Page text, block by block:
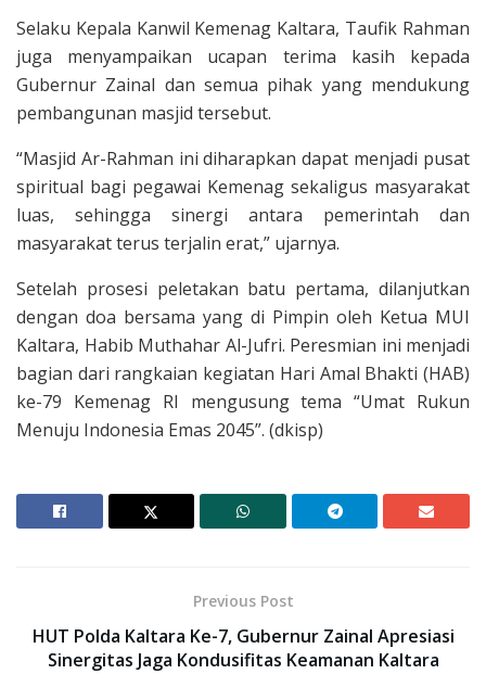
Selaku Kepala Kanwil Kemenag Kaltara, Taufik Rahman
juga menyampaikan ucapan terima kasih kepada
Gubernur Zainal dan semua pihak yang mendukung
pembangunan masjid tersebut.
“Masjid Ar-Rahman ini diharapkan dapat menjadi pusat
spiritual bagi pegawai Kemenag sekaligus masyarakat
luas, sehingga sinergi antara pemerintah dan
masyarakat terus terjalin erat,” ujarnya.
Setelah prosesi peletakan batu pertama, dilanjutkan
dengan doa bersama yang di Pimpin oleh Ketua MUI
Kaltara, Habib Muthahar Al-Jufri. Peresmian ini menjadi
bagian dari rangkaian kegiatan Hari Amal Bhakti (HAB)
ke-79 Kemenag RI mengusung tema “Umat Rukun
Menuju Indonesia Emas 2045”. (dkisp)
Previous Post
HUT Polda Kaltara Ke-7, Gubernur Zainal Apresiasi
Sinergitas Jaga Kondusifitas Keamanan Kaltara